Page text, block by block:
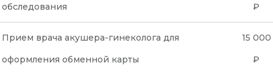
обследования
₽
Прием врача акушера-гинеколога для
оформления обменной карты
15 000
₽